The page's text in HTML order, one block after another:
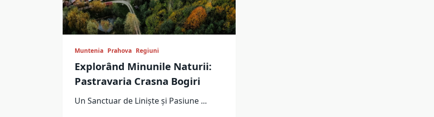
Muntenia Prahova Regiuni
Explorând Minunile Naturii:
Pastravaria Crasna Bogiri
Un Sanctuar de Liniște și Pasiune ...